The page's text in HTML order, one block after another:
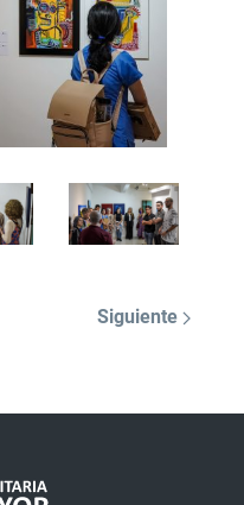
Siguiente